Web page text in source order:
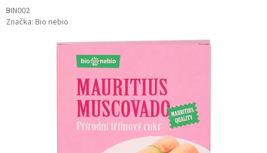
BIN002
Značka: Bio nebio